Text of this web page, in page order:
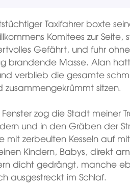
Taxifahrer boxte
Komitees zur Seite,
Gefährt, und fuhr
brandende Masse. Alan
verblieb die gesamte
sitzen.
zog die Stadt meiner
und in den Gräben der
mit zerbeulten Kesseln auf
Kindern, Babys, direkt
dicht gedrängt, manche
ausgestreckt im Schlaf.